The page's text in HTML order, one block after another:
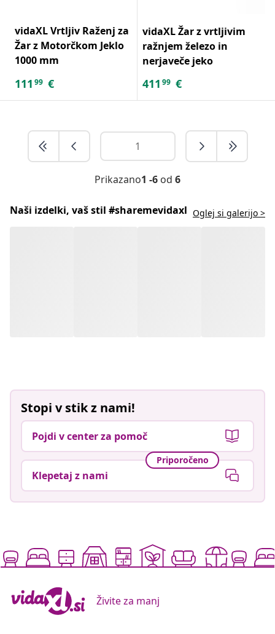
vidaXL Vrtljiv Raženj za
Žar z Motorčkom Jeklo
1000 mm
111 99 €
vidaXL Žar z vrtljivim
ražnjem železo in
nerjaveče jeko
411 99 €
Prikazano1 -6 od 6
Naši izdelki, vaš stil #sharemevidaxl Oglej si galerijo >
Stopi v stik z nami!
Pojdi v center za pomoč
Priporočeno
Klepetaj z nami
Živite za manj